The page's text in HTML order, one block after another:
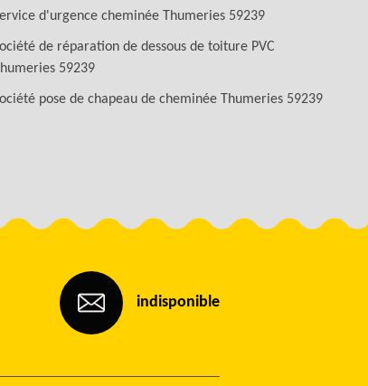
d'urgence cheminée Thumeries 59239
de réparation de dessous de toiture PVC
Thumeries 59239
pose de chapeau de cheminée Thumeries 59239
indisponible